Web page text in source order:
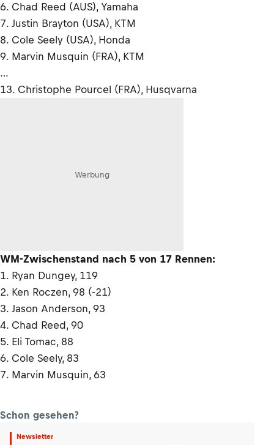
6. Chad Reed (AUS), Yamaha
7. Justin Brayton (USA), KTM
8. Cole Seely (USA), Honda
9. Marvin Musquin (FRA), KTM
…
13. Christophe Pourcel (FRA), Husqvarna
Werbung
WM-Zwischenstand nach 5 von 17 Rennen:
1. Ryan Dungey, 119
2. Ken Roczen, 98 (-21)
3. Jason Anderson, 93
4. Chad Reed, 90
5. Eli Tomac, 88
6. Cole Seely, 83
7. Marvin Musquin, 63
Schon gesehen?
Newsletter